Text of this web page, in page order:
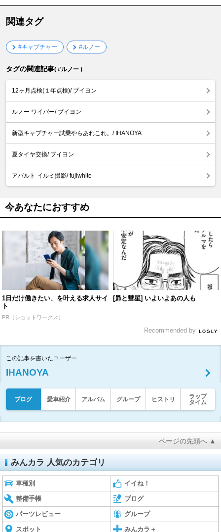
関連タグ
#キャプチャー #ルノー
タグの関連記事( #ルノー )
12ヶ月点検(１年点検)/ ブイヨン
ルノー ワイパー/ ブイヨン
新型キャプチャー試乗やらあれこれ。/ IHANOYA
夏タイヤ交換/ ブイヨン
アバルト イルミ撮影/ fujiwhite
今あなたにおすすめ
1日だけ働きたい、を叶える求人サイ
ト
PR（ショットワークス）
[昴と彗星] いよいよあの人も
Recommended by
この記事を書いたユーザー
IHANOYA
ブログ 愛車紹介 アルバム グループ ヒストリ
ラップ
タイム
ページの先頭へ ▲
みんカラ 人気のカテゴリ
車種別 イイね！
整備手帳 ブログ
パーツレビュー グループ
スポット みんカラ＋